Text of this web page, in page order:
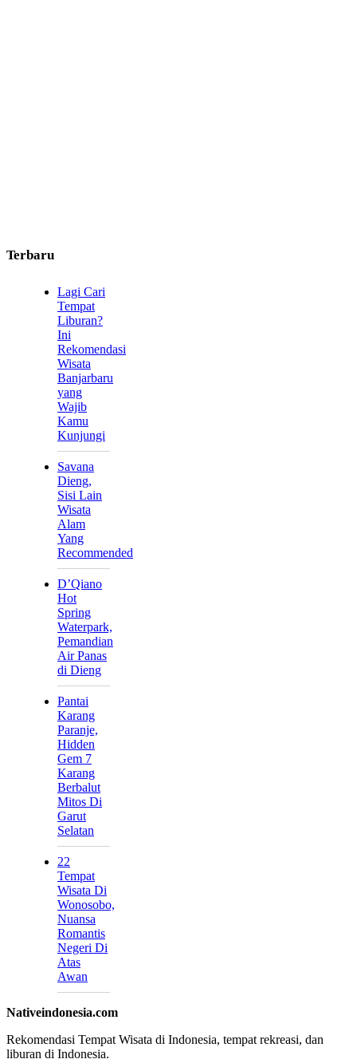
Terbaru
Lagi Cari
Tempat
Liburan?
Ini
Rekomendasi
Wisata
Banjarbaru
yang
Wajib
Kamu
Kunjungi
Savana
Dieng,
Sisi Lain
Wisata
Alam
Yang
Recommended
D’Qiano
Hot
Spring
Waterpark,
Pemandian
Air Panas
di Dieng
Pantai
Karang
Paranje,
Hidden
Gem 7
Karang
Berbalut
Mitos Di
Garut
Selatan
22
Tempat
Wisata Di
Wonosobo,
Nuansa
Romantis
Negeri Di
Atas
Awan
Nativeindonesia.com
Rekomendasi Tempat Wisata di Indonesia, tempat rekreasi, dan
liburan di Indonesia.